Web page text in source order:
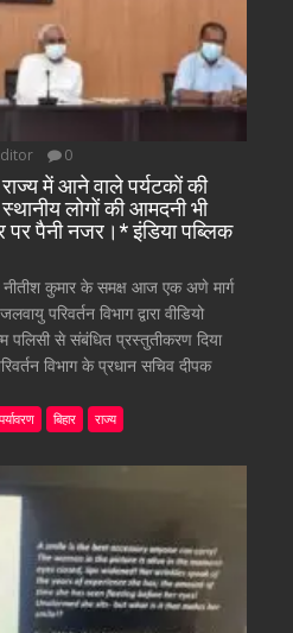
0
में आने वाले पर्यटकों की
लोगों की आमदनी भी
पर पैनी नजर।* इंडिया पब्लिक
कुमार के समक्ष आज एक अणे मार्ग
परिवर्तन विभाग द्वारा वीडियो
पलिसी से संबंधित प्रस्तुतीकरण दिया
विभाग के प्रधान सचिव दीपक
पर्यावरण बिहार राज्य